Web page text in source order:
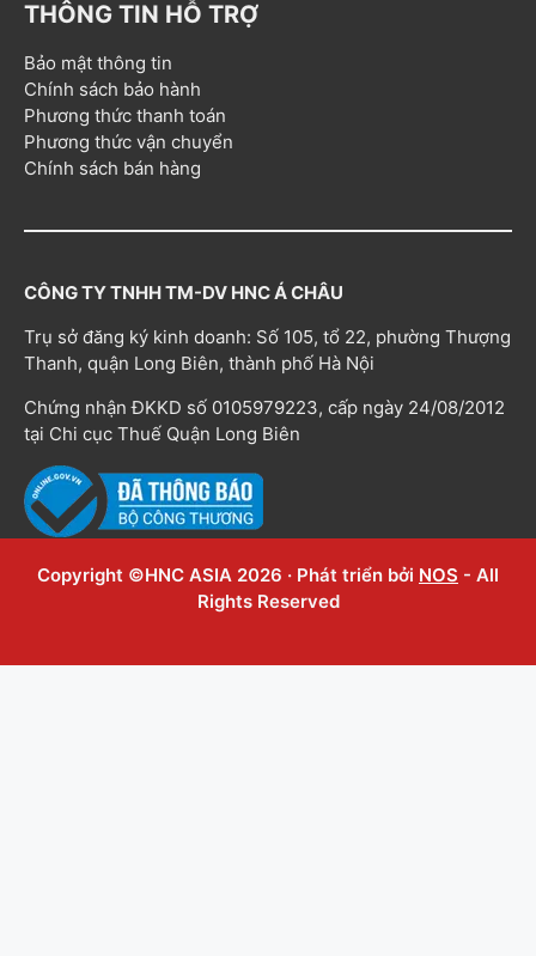
THÔNG TIN HỖ TRỢ
Bảo mật thông tin
Chính sách bảo hành
Phương thức thanh toán
Phương thức vận chuyển
Chính sách bán hàng
CÔNG TY TNHH TM-DV HNC Á CHÂU
Trụ sở đăng ký kinh doanh: Số 105, tổ 22, phường Thượng
Thanh, quận Long Biên, thành phố Hà Nội
Chứng nhận ĐKKD số 0105979223, cấp ngày 24/08/2012
tại Chi cục Thuế Quận Long Biên
Copyright ©HNC ASIA 2026 · Phát triển bởi NOS - All
Rights Reserved